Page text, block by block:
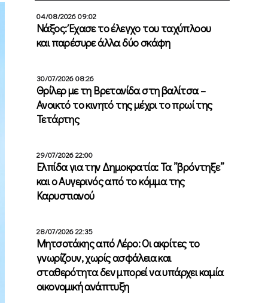
04/08/2026 09:02
Νάξος: Έχασε το έλεγχο του ταχύπλοου
και παρέσυρε άλλα δύο σκάφη
30/07/2026 08:26
Θρίλερ με τη Βρετανίδα στη βαλίτσα –
Ανοικτό το κινητό της μέχρι το πρωί της
Τετάρτης
29/07/2026 22:00
Ελπίδα για την Δημοκρατία: Τα ”βρόντηξε”
και ο Αυγερινός από το κόμμα της
Καρυστιανού
28/07/2026 22:35
Μητσοτάκης από Λέρο: Οι ακρίτες το
γνωρίζουν, χωρίς ασφάλεια και
σταθερότητα δεν μπορεί να υπάρχει καμία
οικονομική ανάπτυξη